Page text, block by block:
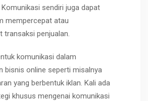
sendiri juga dapat
mempercepat atau
transaksi penjualan.
komunikasi dalam
bisnis online seperti misalnya
yang berbentuk iklan. Kali ada
khusus mengenai komunikasi